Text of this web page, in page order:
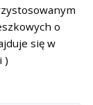
o
się w
)